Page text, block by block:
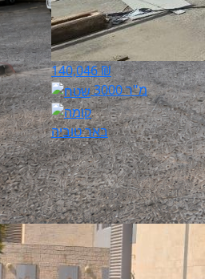
140,046 ₪
3000 מ"ר
באר טוביה